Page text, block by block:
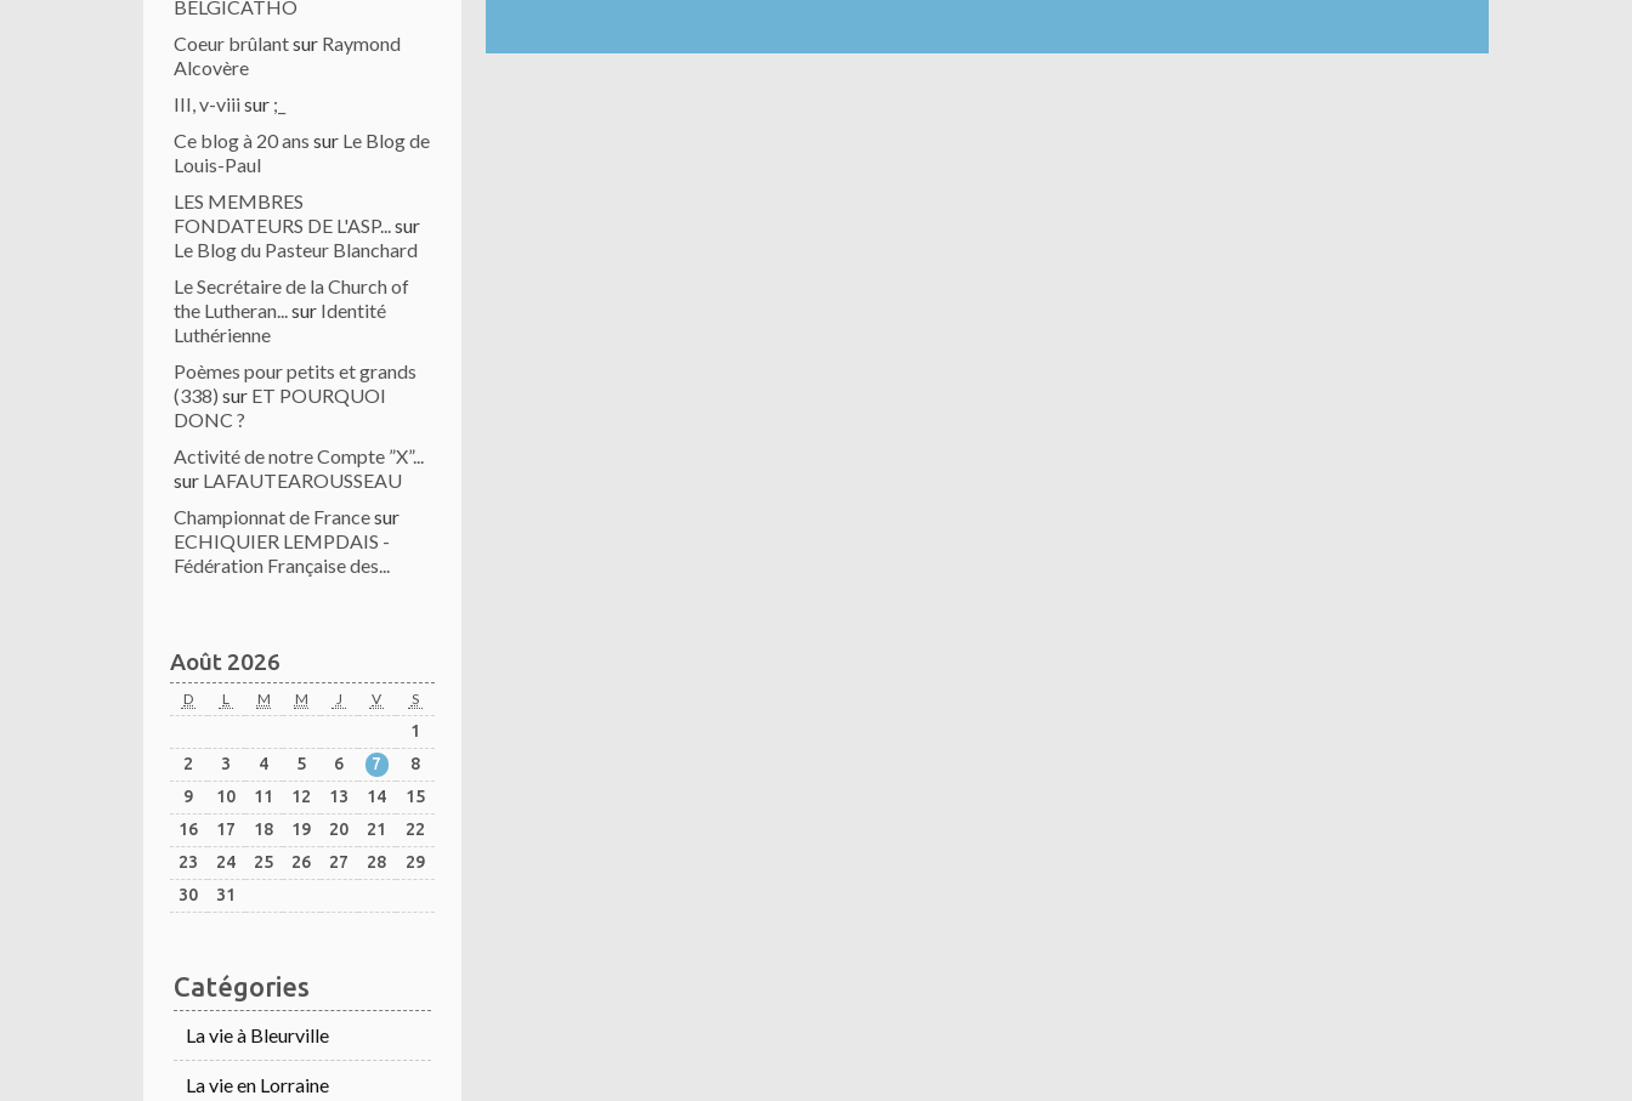
BELGICATHO
Coeur brûlantsur Raymond
Alcovère
III, v-viiisur ;_
Ce blog à 20 ans sur Le Blog de
Louis-Paul
LES MEMBRES
FONDATEURS DE L'ASP...sur
Le Blog du Pasteur Blanchard
Le Secrétaire de la Church of
the Lutheran...sur Identité
Luthérienne
Poèmes pour petits et grands
(338) sur ET POURQUOI
DONC ?
Activité de notre Compte ”X”...
sur LAFAUTEAROUSSEAU
Championnat de Francesur
ECHIQUIER LEMPDAIS -
Fédération Française des...
Août 2026
D L M M J V S
1
2
3 4 5 6 7
8
9
10 11 12 13 14
15
16
17 18 19 20 21
22
23
24 25 26 27 28
29
30
31
Catégories
La vie à Bleurville
La vie en Lorraine